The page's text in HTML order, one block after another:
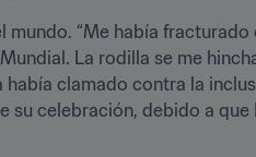
“Me había fracturado
La rodilla se me
había clamado contra la
su celebración, debido a que